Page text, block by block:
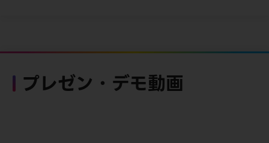
プレゼン・デモ動画